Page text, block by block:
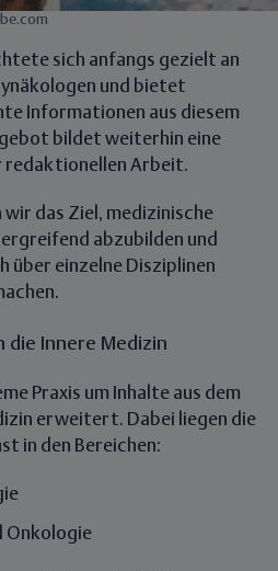
sich anfangs gezielt an
und bietet
Informationen aus diesem
bildet weiterhin eine
redaktionellen Arbeit.
das Ziel, medizinische
abzubilden und
über einzelne Disziplinen
die Innere Medizin
Praxis um Inhalte aus dem
erweitert. Dabei liegen die
in den Bereichen:
Onkologie